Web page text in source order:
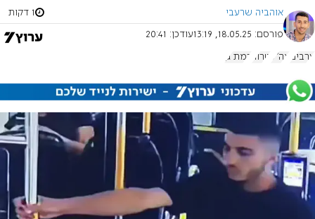
אוהביה שרעבי 1 דקות
פורסם: 18.05.25, 13:19 עודכן: 20:41
ערבים צה"ל טרור רמת גן